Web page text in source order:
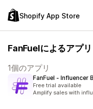
Shopify App Store
FanFuelによるアプリ
1個のアプリ
FanFuel ‑ Influencer
Free trial available
Amplify sales with